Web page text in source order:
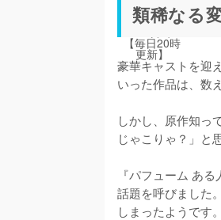
類稀なる
豪華キャストを迎
いった作品は、数
しかし、原作知っ
じゃこりゃ？」と
『パフューム あ
話題を呼びました
しまったようです。